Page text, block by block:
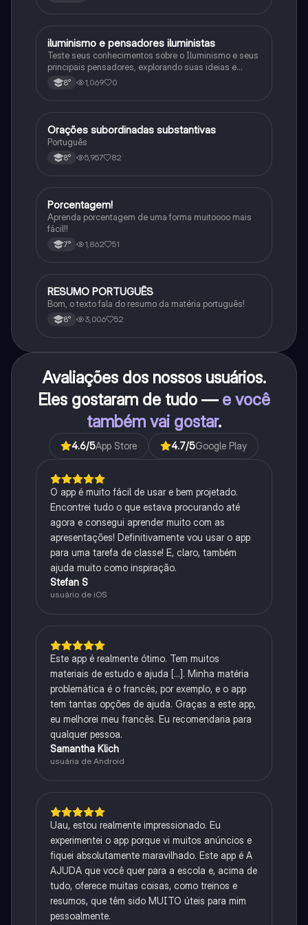
História
iluminismo e pensadores iluministas
Teste seus conhecimentos sobre o Iluminismo e seus
principais pensadores, explorando suas ideias e
impacto histórico.
8° 1,069 0
Português
Orações subordinadas substantivas
Português
8° 5,957 82
Matematica
Porcentagem!
Aprenda porcentagem de uma forma muitoooo mais
fácil!!
7° 1,862 51
Português
RESUMO PORTUGUÊS
Bom, o texto fala do resumo da matéria português!
8° 3,006 52
Avaliações dos nossos usuários.
Eles gostaram de tudo — e você
também vai gostar.
4.6/5App Store 4.7/5Google Play
O app é muito fácil de usar e bem projetado.
Encontrei tudo o que estava procurando até
agora e consegui aprender muito com as
apresentações! Definitivamente vou usar o app
para uma tarefa de classe! E, claro, também
ajuda muito como inspiração.
Stefan S
usuário de iOS
Este app é realmente ótimo. Tem muitos
materiais de estudo e ajuda [...]. Minha matéria
problemática é o francês, por exemplo, e o app
tem tantas opções de ajuda. Graças a este app,
eu melhorei meu francês. Eu recomendaria para
qualquer pessoa.
Samantha Klich
usuária de Android
Uau, estou realmente impressionado. Eu
experimentei o app porque vi muitos anúncios e
fiquei absolutamente maravilhado. Este app é A
AJUDA que você quer para a escola e, acima de
tudo, oferece muitas coisas, como treinos e
resumos, que têm sido MUITO úteis para mim
pessoalmente.